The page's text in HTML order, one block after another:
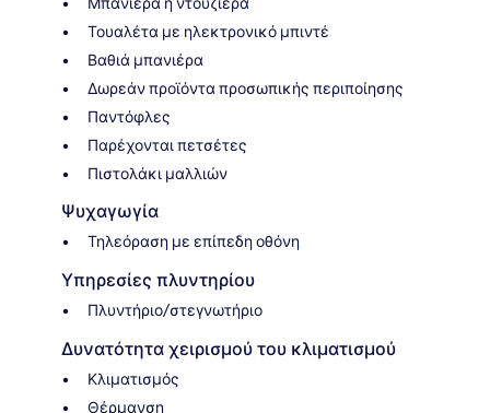
Τουαλέτα με ηλεκτρονικό μπιντέ
Βαθιά μπανιέρα
Δωρεάν προϊόντα προσωπικής περιποίησης
Παντόφλες
Παρέχονται πετσέτες
Πιστολάκι μαλλιών
Ψυχαγωγία
Τηλεόραση με επίπεδη οθόνη
Υπηρεσίες πλυντηρίου
Πλυντήριο/στεγνωτήριο
Δυνατότητα χειρισμού του κλιματισμού
Κλιματισμός
Θέρμανση